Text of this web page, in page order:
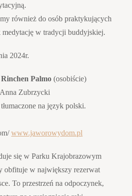
również do osób praktykujących
medytację w tradycji buddyjskiej.
2024r.
Palmo(osobiście)
Anna Zubrzycki
na język polski.
www.jaworowydom.pl
się w Parku Krajobrazowym
obfituje w największy rezerwat
To przestrzeń na odpoczynek,